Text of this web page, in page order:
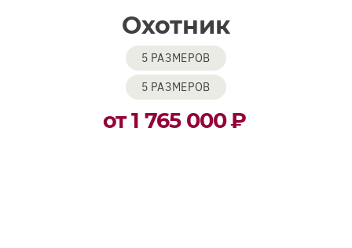
Охотник
5 РАЗМЕРОВ
5 РАЗМЕРОВ
от 1 765 000₽